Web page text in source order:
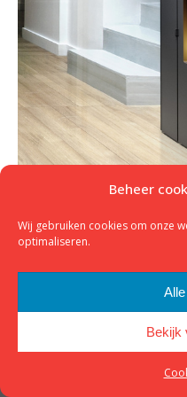
Beheer
Wij gebruiken cookies om onze
optimaliseren.
Bekijk
© 2023 - K&M